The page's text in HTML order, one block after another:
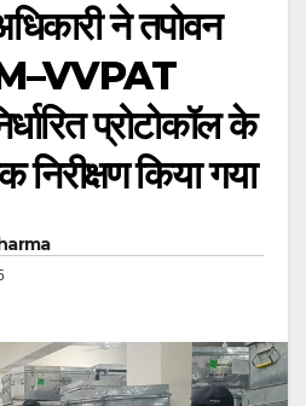
ने तपोवन
प्रोटोकॉल के
किया गया